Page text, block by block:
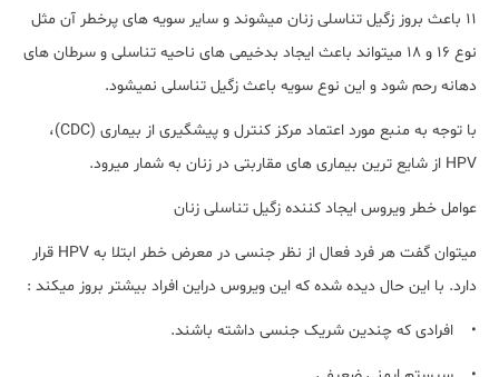
11 باعث بروز زگیل تناسلی زنان میشوند و سایر سویه های پرخطر آن مثل
نوع 16 و 18 میتواند باعث ایجاد بدخیمی های ناحیه تناسلی و سرطان های
دهانه رحم شود و این نوع سویه باعث زگیل تناسلی نمیشود.
با توجه به منبع مورد اعتماد مرکز کنترل و پیشگیری از بیماری (CDC)،
HPV از شایع ترین بیماری های مقاربتی در زنان به شمار میرود.
عوامل خطر ویروس ایجاد کننده زگیل تناسلی زنان
میتوان گفت هر فرد فعال از نظر جنسی در معرض خطر ابتلا به HPV قرار
دارد. با این حال دیده شده که این ویروس دراین افراد بیشتر بروز میکند :
• افرادی که چندین شریک جنسی داشته باشند.